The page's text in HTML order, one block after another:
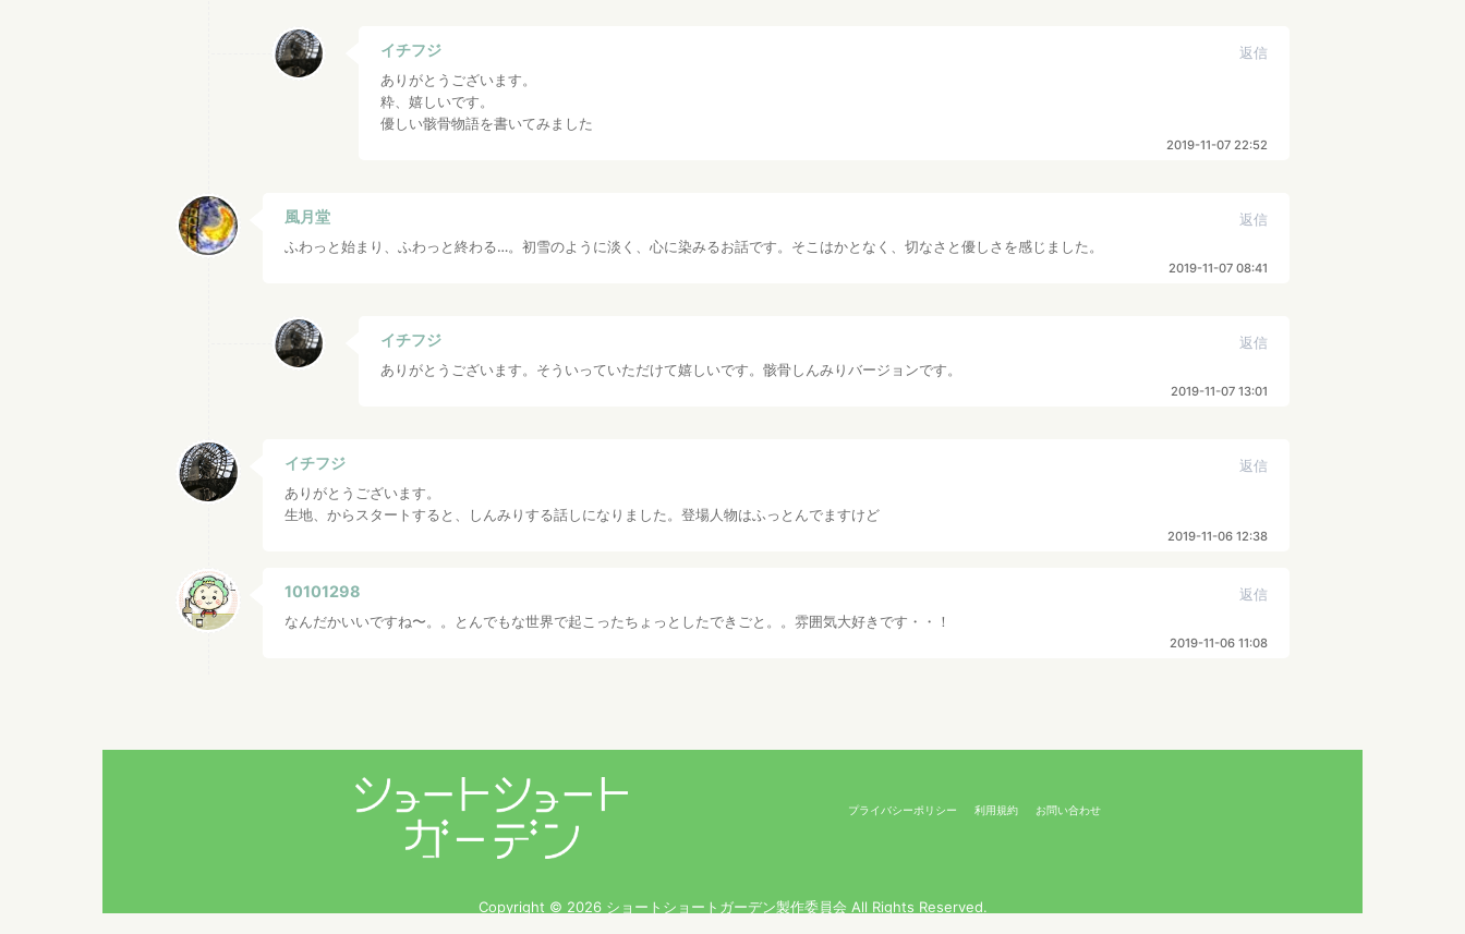
イチフジ
返信
ありがとうございます。
粋、嬉しいです。
優しい骸骨物語を書いてみました
2019-11-07 22:52
風月堂
返信
ふわっと始まり、ふわっと終わる…。初雪のように淡く、心に染みるお話です。そこはかとなく、切なさと優しさを感じました。
2019-11-07 08:41
イチフジ
返信
ありがとうございます。そういっていただけて嬉しいです。骸骨しんみりバージョンです。
2019-11-07 13:01
イチフジ
返信
ありがとうございます。
生地、からスタートすると、しんみりする話しになりました。登場人物はふっとんでますけど
2019-11-06 12:38
10101298
返信
なんだかいいですね〜。。とんでもな世界で起こったちょっとしたできごと。。雰囲気大好きです・・！
2019-11-06 11:08
プライバシーポリシー 利用規約 お問い合わせ
Copyright © 2026 ショートショートガーデン製作委員会 All Rights Reserved.